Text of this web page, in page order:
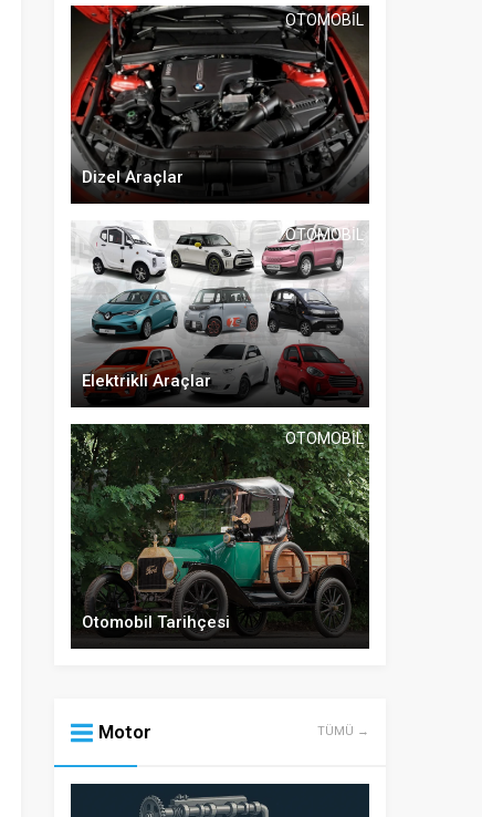
OTOMOBIL
Dizel Araçlar
OTOMOBIL
Elektrikli Araçlar
OTOMOBIL
Otomobil Tarihçesi
Motor TÜMÜ →